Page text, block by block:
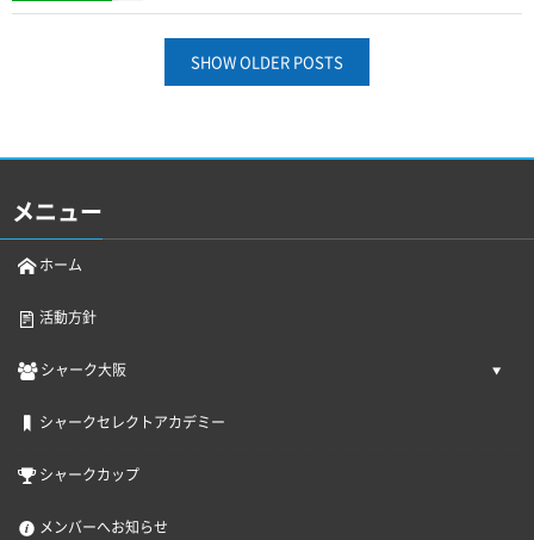
SHOW OLDER POSTS
メニュー
ホーム
活動方針
シャーク大阪
シャークセレクトアカデミー
シャークカップ
メンバーへお知らせ